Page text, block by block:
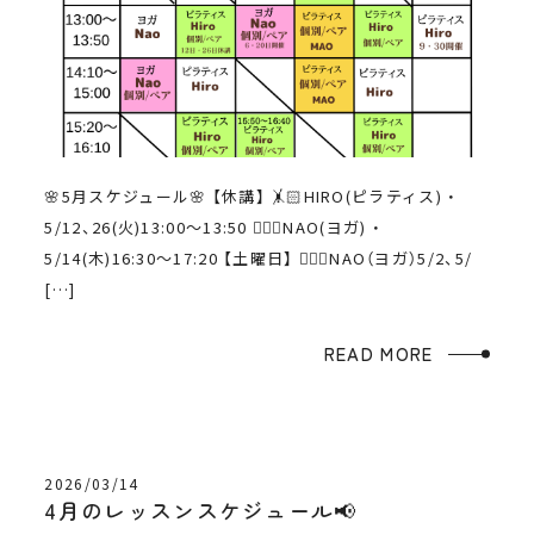
🌸5月スケジュール🌸 【休講】 🤸🏻HIRO(ピラティス) ・
5/12、26(火)13:00〜13:50 🧘🏻‍♀️NAO(ヨガ) ・
5/14(木)16:30〜17:20 【土曜日】 🧘🏻‍♀️NAO（ヨガ）5/2、5/
[…]
READ MORE
2026/03/14
4月のレッスンスケジュール📢